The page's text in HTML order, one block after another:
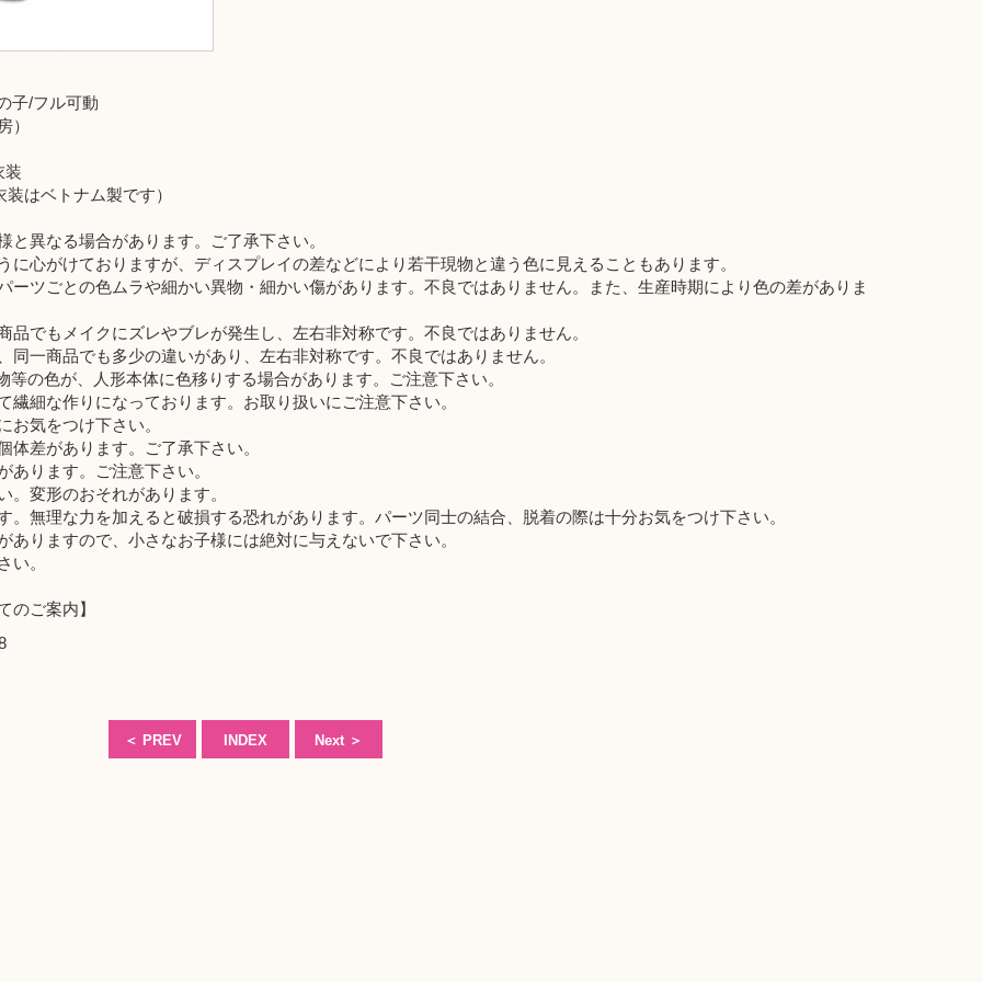
子/フル可動
）
装
はベトナム製です）
異なる場合があります。ご了承下さい。
心がけておりますが、ディスプレイの差などにより若干現物と違う色に見えることもあります。
ツごとの色ムラや細かい異物・細かい傷があります。不良ではありません。また、生産時期により色の差がありま
でもメイクにズレやブレが発生し、左右非対称です。不良ではありません。
一商品でも多少の違いがあり、左右非対称です。不良ではありません。
の色が、人形本体に色移りする場合があります。ご注意下さい。
細な作りになっております。お取り扱いにご注意下さい。
気をつけ下さい。
差があります。ご了承下さい。
ります。ご注意下さい。
変形のおそれがあります。
無理な力を加えると破損する恐れがあります。パーツ同士の結合、脱着の際は十分お気をつけ下さい。
りますので、小さなお子様には絶対に与えないで下さい。
い。
ご案内】
＜ PREV INDEX Next ＞